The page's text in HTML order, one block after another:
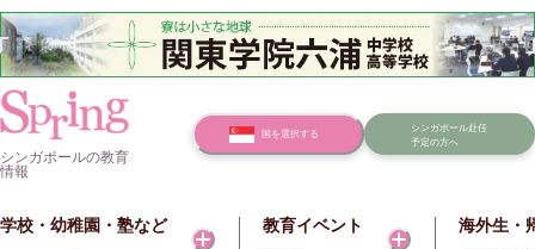
シンガポールの教育
情報
国を選択する
シンガポール赴任
予定の方へ
学校・幼稚園・塾など​​ 教育イベント 海外生・